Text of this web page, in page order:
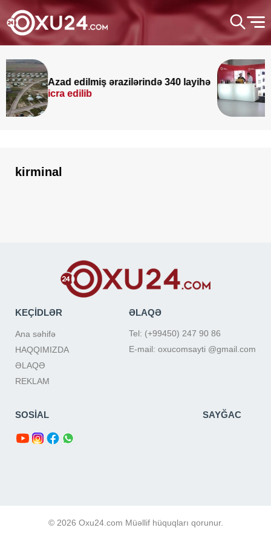
Azad edilmiş ərazilərində 340 layihə
icra edilib
kirminal
KEÇİDLƏR
Ana səhifə
HAQQIMIZDA
ƏLAQƏ
REKLAM
ƏLAQƏ
Tel: (+99450) 247 90 86
E-mail: oxucomsayti @gmail.com
SOSİAL SAYĞAC
© 2026 Oxu24.com Müəllif hüquqları qorunur.